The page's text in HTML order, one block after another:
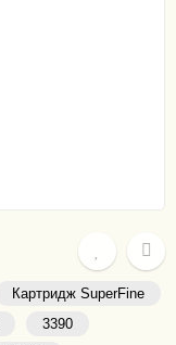
Картридж SuperFine
3390